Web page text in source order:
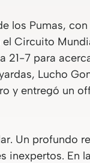
los Pumas,
Circuito
7 para
Lucho
y entregó un
Un profundo
inexpertos. En